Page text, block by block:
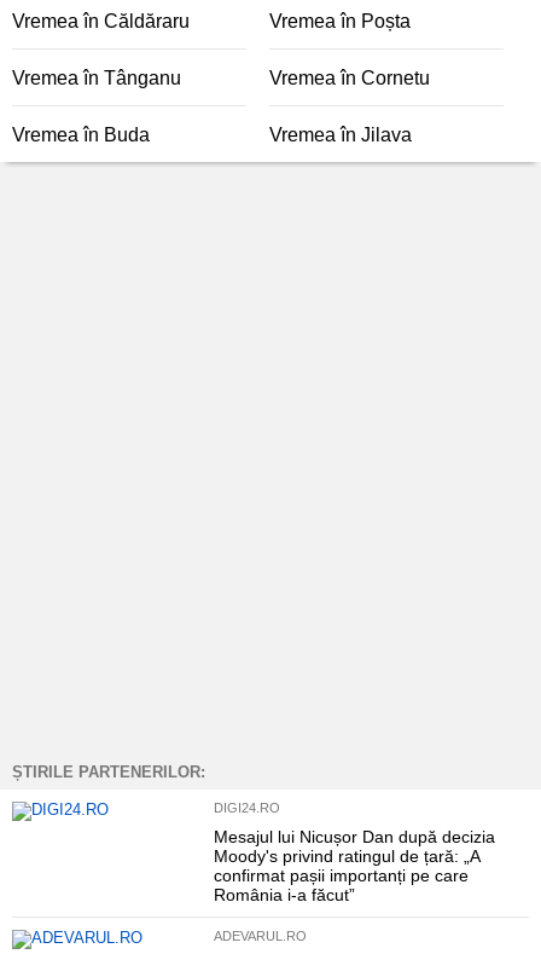
Vremea în Căldăraru Vremea în Poșta
Vremea în Tânganu Vremea în Cornetu
Vremea în Buda Vremea în Jilava
ȘTIRILE PARTENERILOR:
DIGI24.RO
Mesajul lui Nicușor Dan după decizia
Moody's privind ratingul de țară: „A
confirmat pașii importanți pe care
România i-a făcut”
ADEVARUL.RO